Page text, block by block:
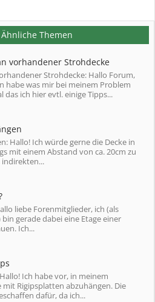
Themen
vorhandener Strohdecke
Strohdecke: Hallo Forum,
habe was mir bei meinem Problem
ich hier evtl. einige Tipps...
Hallo! Ich würde gerne die Decke in
mit einem Abstand von ca. 20cm zu
indirekten...
liebe Forenmitglieder, ich (als
gerade dabei eine Etage einer
Ich...
Ich habe vor, in meinem
Rigipsplatten abzuhängen. Die
dafür, da ich...